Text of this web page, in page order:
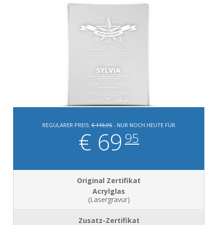
REGULÄRER PREIS: € 119,95 - NUR NOCH HEUTE FÜR
€ 69 95
Acrylglas
(Lasergravur)